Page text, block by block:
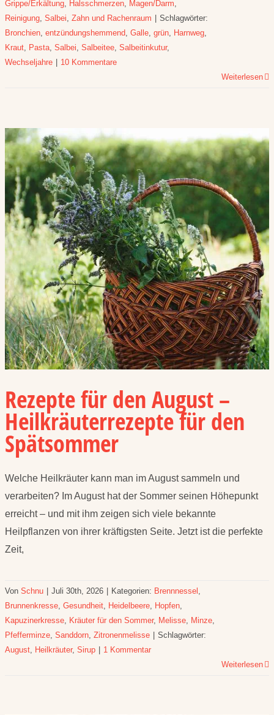
Grippe/Erkältung, Halsschmerzen, Magen/Darm,
Reinigung, Salbei, Zahn und Rachenraum
Schlagwörter:
Bronchien, entzündungshemmend, Galle, grün, Harnweg,
Kraut, Pasta, Salbei, Salbeitee, Salbeitinkutur,
Wechseljahre
10 Kommentare
Weiterlesen
Rezepte für den August –
Heilkräuterrezepte für den
Spätsommer
Welche Heilkräuter kann man im August sammeln und
verarbeiten? Im August hat der Sommer seinen Höhepunkt
erreicht – und mit ihm zeigen sich viele bekannte
Heilpflanzen von ihrer kräftigsten Seite. Jetzt ist die perfekte
Zeit,
Von Schnu Juli 30th, 2026 Kategorien: Brennnessel ,
Brunnenkresse, Gesundheit, Heidelbeere, Hopfen,
Kapuzinerkresse, Kräuter für den Sommer, Melisse, Minze,
Pfefferminze, Sanddorn, Zitronenmelisse
Schlagwörter:
August, Heilkräuter, Sirup
1 Kommentar
Weiterlesen